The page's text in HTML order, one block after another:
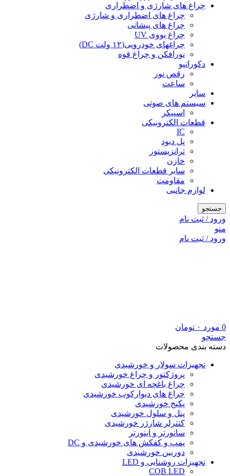
چراغ های شارژی و اضطراری
چراغ های اضطراری و شارژی
چراغ های پیشانی
چراغ یووی UV
چراغهای خودرویی(۱۲ ولت DC)
نورافکن و چراغ قوه
دکوراتیو
رقص نور
ساعت
سایر
سیستم های صوتی
اسپیکر
قطعات الکترونیکی
IC
پل دیود
ترانزیستور
خازن
سایر قطعات الکترونیکی
مقاومت
لوازم جانبی
جستجو
ورود / ثبت نام
منو
ورود / ثبت نام
0 مورد ۰ تومان
جستجو
دسته بندی محصولات
تجهیزات سولار و خورشیدی
پروژکتور و چراغ خورشیدی
چراغ باغچه ای خورشیدی
چراغ های دیوارکوب خورشیدی
پکیج خورشیدی
پنل و سلول خورشیدی
کنترلر شارژر خورشیدی
سانورتر و اینورتر
پمپ و کفکش های خورشیدی و DC
دوربین خورشیدی
تجهیزات روشنایی و LED
COB LED